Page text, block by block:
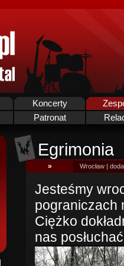
Koncerty
Patronat
Egrimonia
» Wrocław |
Jesteśmy
pograniczach
Ciężko
nas